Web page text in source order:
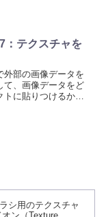
：テクスチャを
外部の画像データを
て、画像データをど
トに貼りつけるかを
シ用のテクスチャ